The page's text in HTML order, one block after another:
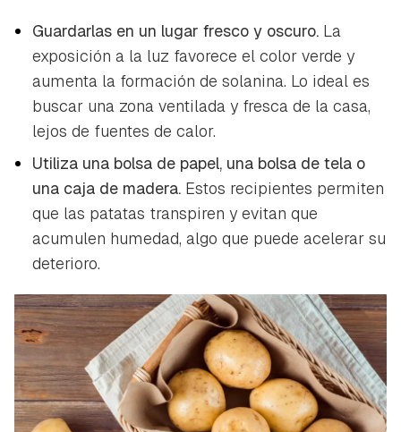
Guardarlas en un lugar fresco y oscuro. La
exposición a la luz favorece el color verde y
aumenta la formación de solanina. Lo ideal es
buscar una zona ventilada y fresca de la casa,
lejos de fuentes de calor.
Utiliza una bolsa de papel, una bolsa de tela o
una caja de madera. Estos recipientes permiten
que las patatas transpiren y evitan que
acumulen humedad, algo que puede acelerar su
deterioro.